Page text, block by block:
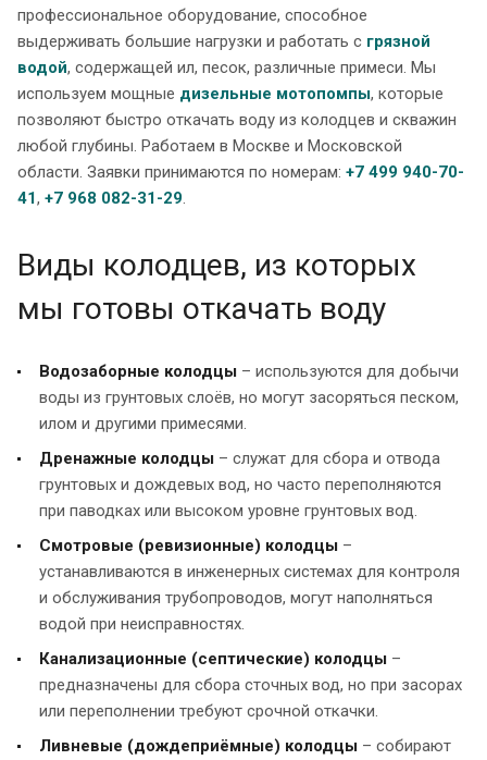
профессиональное оборудование, способное
выдерживать большие нагрузки и работать с грязной
водой, содержащей ил, песок, различные примеси. Мы
используем мощные дизельные мотопомпы, которые
позволяют быстро откачать воду из колодцев и скважин
любой глубины. Работаем в Москве и Московской
области. Заявки принимаются по номерам: +7 499 940-70-
41, +7 968 082-31-29.
Виды колодцев, из которых
мы готовы откачать воду
Водозаборные колодцы – используются для добычи
воды из грунтовых слоёв, но могут засоряться песком,
илом и другими примесями.
Дренажные колодцы – служат для сбора и отвода
грунтовых и дождевых вод, но часто переполняются
при паводках или высоком уровне грунтовых вод.
Смотровые (ревизионные) колодцы –
устанавливаются в инженерных системах для контроля
и обслуживания трубопроводов, могут наполняться
водой при неисправностях.
Канализационные (септические) колодцы –
предназначены для сбора сточных вод, но при засорах
или переполнении требуют срочной откачки.
Ливневые (дождеприёмные) колодцы – собирают